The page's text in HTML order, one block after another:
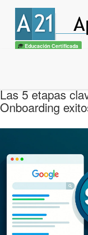
Educación Certificada
Las 5 etapas
Onboarding